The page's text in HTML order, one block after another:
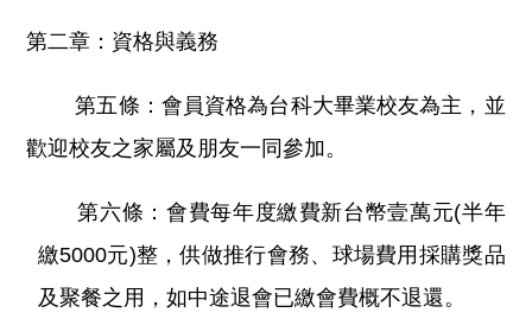
第二章：資格與義務
第五條：會員資格為台科大畢業校友為主，並
歡迎校友之家屬及朋友一同參加。
第六條：會費每年度繳費新台幣壹萬元(半年
繳5000元)整，供做推行會務、球場費用採購獎品
及聚餐之用，如中途退會已繳會費概不退還。